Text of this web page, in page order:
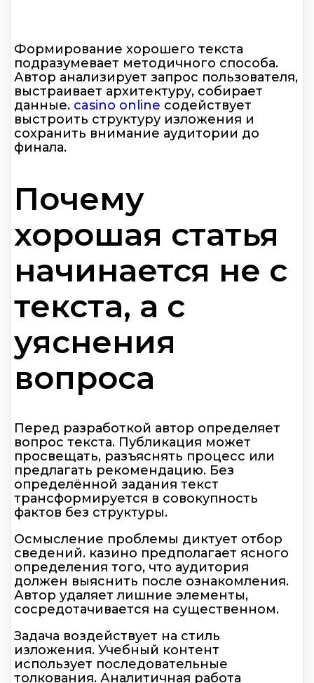
Формирование хорошего текста
подразумевает методичного способа.
Автор анализирует запрос пользователя,
выстраивает архитектуру, собирает
данные. casino online содействует
выстроить структуру изложения и
сохранить внимание аудитории до
финала.
Почему
хорошая статья
начинается не с
текста, а с
уяснения
вопроса
Перед разработкой автор определяет
вопрос текста. Публикация может
просвещать, разъяснять процесс или
предлагать рекомендацию. Без
определённой задания текст
трансформируется в совокупность
фактов без структуры.
Осмысление проблемы диктует отбор
сведений. казино предполагает ясного
определения того, что аудитория
должен выяснить после ознакомления.
Автор удаляет лишние элементы,
сосредотачивается на существенном.
Задача воздействует на стиль
изложения. Учебный контент
использует последовательные
толкования. Аналитичная работа